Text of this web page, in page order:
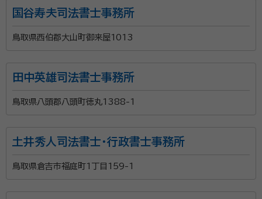
国谷寿夫司法書士事務所
鳥取県西伯郡大山町御来屋1013
田中英雄司法書士事務所
鳥取県八頭郡八頭町徳丸1388-1
土井秀人司法書士・行政書士事務所
鳥取県倉吉市福庭町1丁目159-1